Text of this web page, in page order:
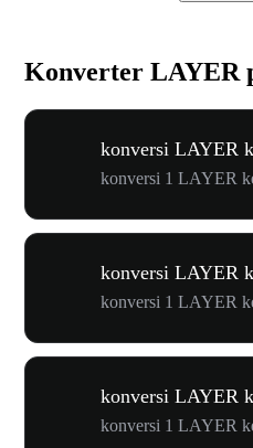
Konverter LAYER
konversi LAYER
konversi 1 LAYER
konversi LAYER
konversi 1 LAYER
konversi LAYER